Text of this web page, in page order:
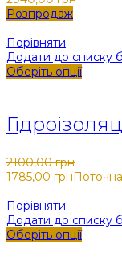
Розпродаж
Порівняти
Додати до списку
Оберіть опції
2100,00грн
1785,00 грн
Порівняти
Додати до списку
Оберіть опції